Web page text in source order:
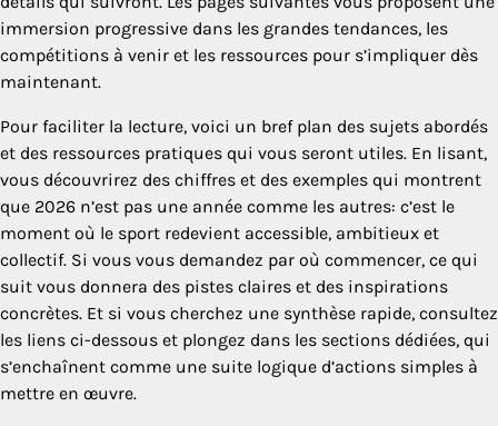
immersion progressive dans les grandes tendances, les
compétitions à venir et les ressources pour s’impliquer dès
maintenant.
Pour faciliter la lecture, voici un bref plan des sujets abordés
et des ressources pratiques qui vous seront utiles. En lisant,
vous découvrirez des chiffres et des exemples qui montrent
que 2026 n’est pas une année comme les autres: c’est le
moment où le sport redevient accessible, ambitieux et
collectif. Si vous vous demandez par où commencer, ce qui
suit vous donnera des pistes claires et des inspirations
concrètes. Et si vous cherchez une synthèse rapide, consultez
les liens ci-dessous et plongez dans les sections dédiées, qui
s’enchaînent comme une suite logique d’actions simples à
mettre en œuvre.